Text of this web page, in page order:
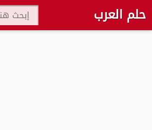
حلم العرب